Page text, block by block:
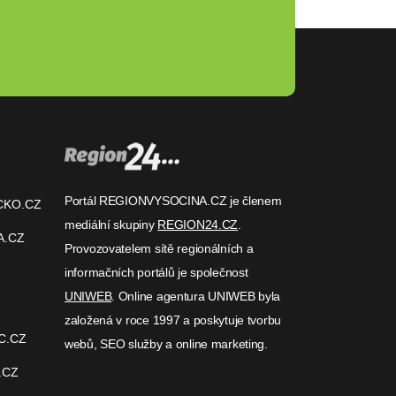
Portál REGIONVYSOCINA.CZ je členem
mediální skupiny REGION24.CZ
Provozovatelem sítě regionálních a
informačních portálů je společnost
UNIWEB. Online agentura UNIWEB byla
založená v roce 1997 a poskytuje tvorbu
webů, SEO služby a online marketing.